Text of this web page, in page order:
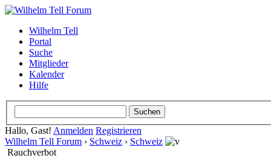
Wilhelm Tell
Portal
Suche
Mitglieder
Kalender
Hilfe
Hallo, Gast! Anmelden Registrieren
Wilhelm Tell Forum › Schweiz › Schweiz
Rauchverbot